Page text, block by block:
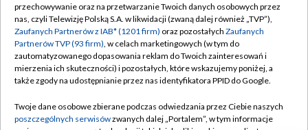
Abonament TVP
Emisja w TVP
Centrum informacji TVP
Naziemna Telewizja Cyfrowa
Rada Programowa
Regulamin TVP
Polityka prywatności
Moje zgody
Pomoc
Kontakt
przechowywanie oraz na przetwarzanie Twoich danych osobowych przez
nas, czyli Telewizję Polską S.A. w likwidacji (zwaną dalej również „TVP”),
Zaufanych Partnerów z IAB* (1201 firm) oraz pozostałych Zaufanych
Partnerów TVP (93 firm), w celach marketingowych (w tym do
zautomatyzowanego dopasowania reklam do Twoich zainteresowań i
mierzenia ich skuteczności) i pozostałych, które wskazujemy poniżej, a
także zgody na udostępnianie przez nas identyfikatora PPID do Google.
Twoje dane osobowe zbierane podczas odwiedzania przez Ciebie naszych
poszczególnych serwisówzwanych dalej „Portalem”, w tym informacje